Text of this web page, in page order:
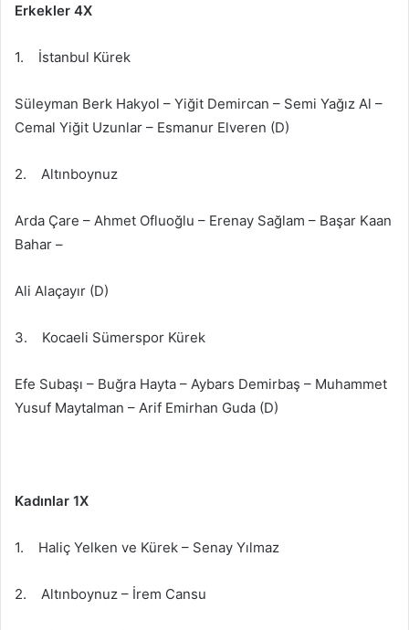
Erkekler 4X
1. İstanbul Kürek
Süleyman Berk Hakyol – Yiğit Demircan – Semi Yağız Al –
Cemal Yiğit Uzunlar – Esmanur Elveren (D)
2. Altınboynuz
Arda Çare – Ahmet Ofluoğlu – Erenay Sağlam – Başar Kaan
Bahar –
Ali Alaçayır (D)
3. Kocaeli Sümerspor Kürek
Efe Subaşı – Buğra Hayta – Aybars Demirbaş – Muhammet
Yusuf Maytalman – Arif Emirhan Guda (D)
Kadınlar 1X
1. Haliç Yelken ve Kürek – Senay Yılmaz
2. Altınboynuz – İrem Cansu